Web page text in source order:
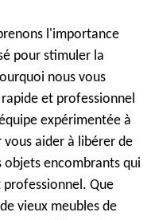
l'importance
pour stimuler la
nous vous
et professionnel
expérimentée à
aider à libérer de
objets encombrants qui
Que
vieux meubles de